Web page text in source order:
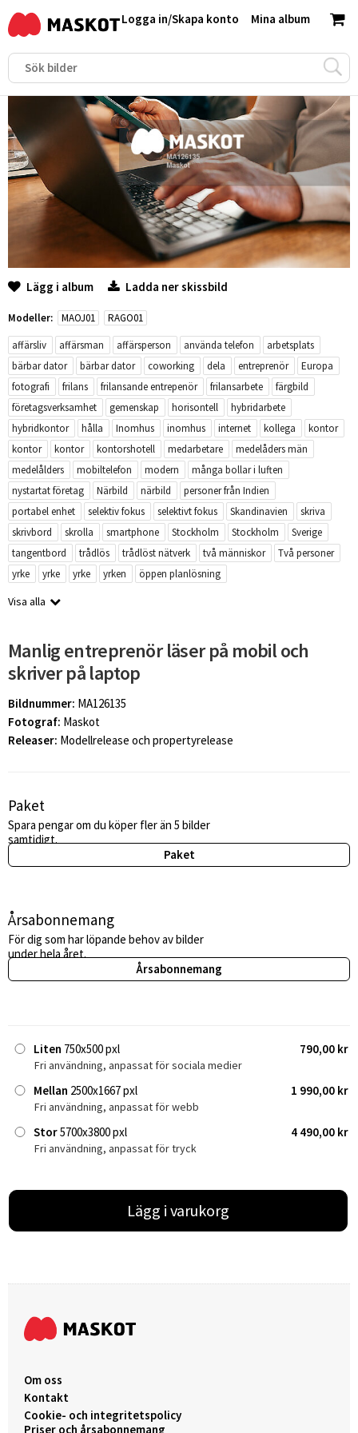
Mina album
Logga in/Skapa konto
Lägg i album Ladda ner skissbild
Modeller: MAOJ01
RAGO01
affärsliv
affärsman affärsperson använda telefon
arbetsplats
bärbar dator
bärbar dator coworking dela entreprenör
Europa
fotografi
frilans frilansande entrepenör frilansarbete
färgbild
företagsverksamhet
gemenskap horisontell
hybridarbete
hybridkontor
hålla Inomhus inomhus internet kollega
kontor
kontor
kontor kontorshotell medarbetare
medelåders män
medelålders
mobiltelefon modern
många bollar i luften
nystartat företag
Närbild närbild
personer från Indien
portabel enhet
selektiv fokus selektivt fokus Skandinavien
skriva
skrivbord
skrolla smartphone Stockholm Stockholm
Sverige
tangentbord
trådlös trådlöst nätverk två människor
Två personer
yrke
yrke yrke yrken öppen planlösning
Visa alla
Manlig entreprenör läser på mobil och
skriver på laptop
Bildnummer: MA126135
Fotograf: Maskot
Releaser: Modellrelease och propertyrelease
Paket
Spara pengar om du köper fler än 5 bilder
samtidigt.
Paket
Årsabonnemang
För dig som har löpande behov av bilder
under hela året.
Årsabonnemang
Liten 750x500 pxl 790,00 kr
Fri användning, anpassat för sociala medier
Mellan 2500x1667 pxl 1 990,00 kr
Fri användning, anpassat för webb
Stor5700x3800 pxl 4 490,00 kr
Fri användning, anpassat för tryck
Lägg i varukorg
Om oss
Kontakt
Cookie- och integritetspolicy
Priser och årsabonnemang